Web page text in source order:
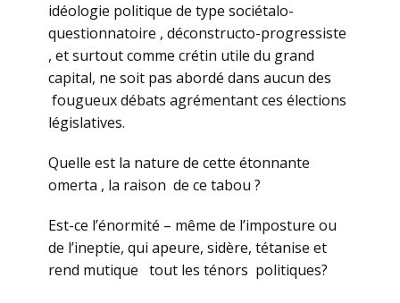
idéologie politique de type sociétalo-
questionnatoire , déconstructo-progressiste
, et surtout comme crétin utile du grand
capital, ne soit pas abordé dans aucun des
fougueux débats agrémentant ces élections
législatives.
Quelle est la nature de cette étonnante
omerta , la raison de ce tabou ?
Est-ce l’énormité – même de l’imposture ou
de l’ineptie, qui apeure, sidère, tétanise et
rend mutique tout les ténors politiques?